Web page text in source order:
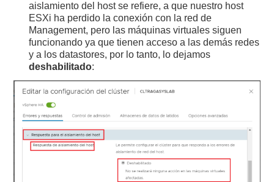
aislamiento del host se refiere, a que nuestro host
ESXi ha perdido la conexión con la red de
Management, pero las máquinas virtuales siguen
funcionando ya que tienen acceso a las demás redes
y a los datastores, por lo tanto, lo dejamos
deshabilitado: